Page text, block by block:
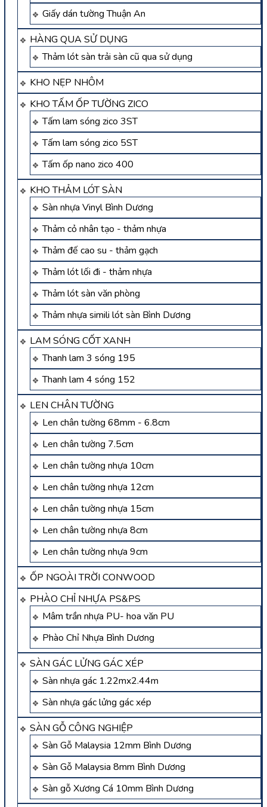
Giấy dán tường Thuận An
HÀNG QUA SỬ DỤNG
Thảm lót sàn trải sàn cũ qua sử dụng
KHO NẸP NHÔM
KHO TẤM ỐP TƯỜNG ZICO
Tấm lam sóng zico 3ST
Tấm lam sóng zico 5ST
Tấm ốp nano zico 400
KHO THẢM LÓT SÀN
Sàn nhựa Vinyl Bình Dương
Thảm cỏ nhân tạo - thảm nhựa
Thảm đế cao su - thảm gạch
Thảm lót lối đi - thảm nhựa
Thảm lót sàn văn phòng
Thảm nhựa simili lót sàn Bình Dương
LAM SÓNG CỐT XANH
Thanh lam 3 sóng 195
Thanh lam 4 sóng 152
LEN CHÂN TƯỜNG
Len chân tường 68mm - 6.8cm
Len chân tường 7.5cm
Len chân tường nhựa 10cm
Len chân tường nhựa 12cm
Len chân tường nhựa 15cm
Len chân tường nhựa 8cm
Len chân tường nhựa 9cm
ỐP NGOÀI TRỜI CONWOOD
PHÀO CHỈ NHỰA PS&PS
Mâm trần nhựa PU- hoa văn PU
Phào Chỉ Nhựa Bình Dương
SÀN GÁC LỬNG GÁC XÉP
Sàn nhựa gác 1.22mx2.44m
Sàn nhựa gác lửng gác xép
SÀN GỖ CÔNG NGHIỆP
Sàn Gỗ Malaysia 12mm Bình Dương
Sàn Gỗ Malaysia 8mm Bình Dương
Sàn gỗ Xương Cá 10mm Bình Dương